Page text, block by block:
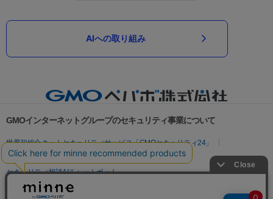
AIへの取り組み
GMOインターネットグループのセキュリティ事業について
世界初総合ネットセキュリティサービス「GMOセキュリティ24」
パスワード漏洩診断
Webサイトリスク診断
セキュリティ相談AIチャットボット
実在証明・盗聴対策